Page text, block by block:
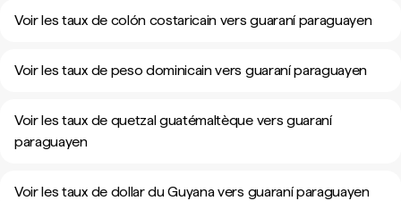
Voir les taux de colón costaricain vers guaraní paraguayen
Voir les taux de peso dominicain vers guaraní paraguayen
Voir les taux de quetzal guatémaltèque vers guaraní
paraguayen
Voir les taux de dollar du Guyana vers guaraní paraguayen